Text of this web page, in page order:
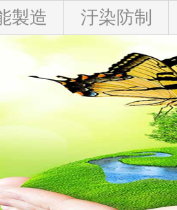
製造 汙染防制